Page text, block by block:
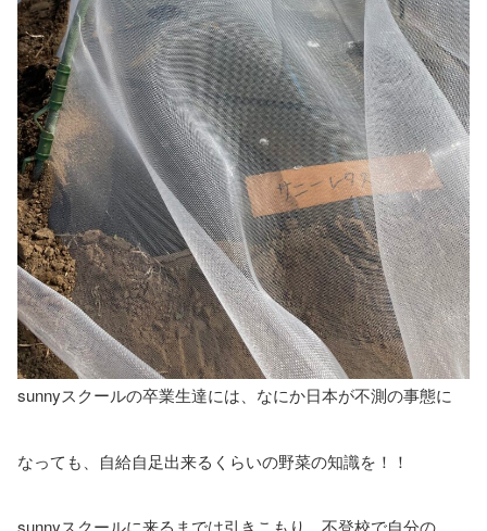
sunnyスクールの卒業生達には、なにか日本が不測の事態に
なっても、自給自足出来るくらいの野菜の知識を！！
sunnyスクールに来るまでは引きこもり、不登校で自分の